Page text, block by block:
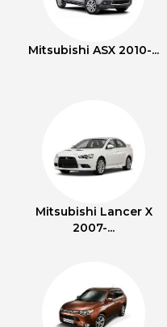
Mitsubishi ASX 2010-...
Mitsubishi Lancer X
2007-...